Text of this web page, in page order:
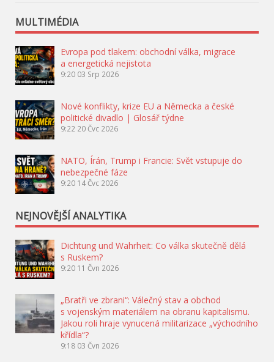
MULTIMÉDIA
Evropa pod tlakem: obchodní válka, migrace
a energetická nejistota
9:20 03 Srp 2026
Nové konflikty, krize EU a Německa a české
politické divadlo | Glosář týdne
9:22 20 Čvc 2026
NATO, Írán, Trump i Francie: Svět vstupuje do
nebezpečné fáze
9:20 14 Čvc 2026
NEJNOVĚJŠÍ ANALYTIKA
Dichtung und Wahrheit: Co válka skutečně dělá
s Ruskem?
9:20 11 Čvn 2026
„Bratři ve zbrani“: Válečný stav a obchod
s vojenským materiálem na obranu kapitalismu.
Jakou roli hraje vynucená militarizace „východního
křídla“?
9:18 03 Čvn 2026